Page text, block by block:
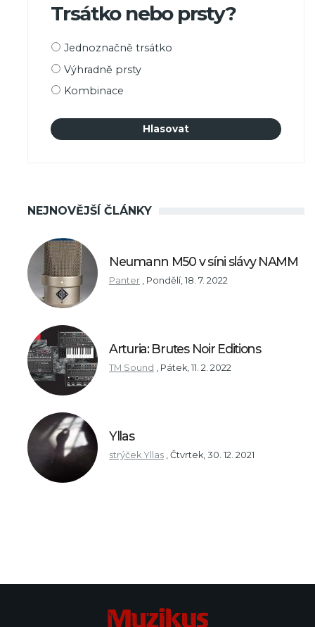
Trsátko nebo prsty?
Možnosti
Jednoznačně trsátko
Výhradně prsty
Kombinace
NEJNOVĚJŠÍ ČLÁNKY
Neumann M50 v síni slávy NAMM
Panter , Pondělí, 18. 7. 2022
Arturia: Brutes Noir Editions
TM Sound , Pátek, 11. 2. 2022
Yllas
strýček Yllas , Čtvrtek, 30. 12. 2021